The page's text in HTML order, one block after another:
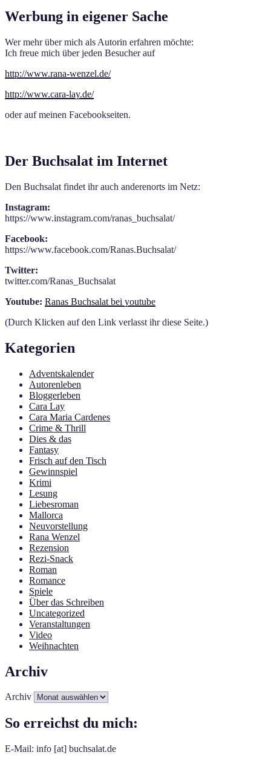
Werbung in eigener Sache
Wer mehr über mich als Autorin erfahren möchte:
Ich freue mich über jeden Besucher auf
http://www.rana-wenzel.de/
http://www.cara-lay.de/
oder auf meinen Facebookseiten.
Der Buchsalat im Internet
Den Buchsalat findet ihr auch anderenorts im Netz:
Instagram:
https://www.instagram.com/ranas_buchsalat/
Facebook:
https://www.facebook.com/Ranas.Buchsalat/
Twitter:
twitter.com/Ranas_Buchsalat
Youtube: Ranas Buchsalat bei youtube
(Durch Klicken auf den Link verlasst ihr diese Seite.)
Kategorien
Adventskalender
Autorenleben
Bloggerleben
Cara Lay
Cara Maria Cardenes
Crime & Thrill
Dies & das
Fantasy
Frisch auf den Tisch
Gewinnspiel
Krimi
Lesung
Liebesroman
Mallorca
Neuvorstellung
Rana Wenzel
Rezension
Rezi-Snack
Roman
Romance
Spiele
Über das Schreiben
Uncategorized
Veranstaltungen
Video
Weihnachten
Archiv
Archiv
So erreichst du mich:
E-Mail: info [at] buchsalat.de